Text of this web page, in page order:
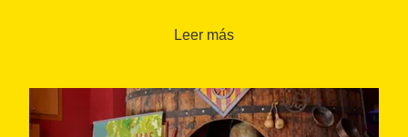
plantas más que centenarias.
D.O.Ca. Priorat. Son productos que responden al
terruño del que surgen. La marca Plantadeta es la
Leer más